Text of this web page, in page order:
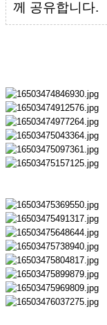
께 공유합니다.